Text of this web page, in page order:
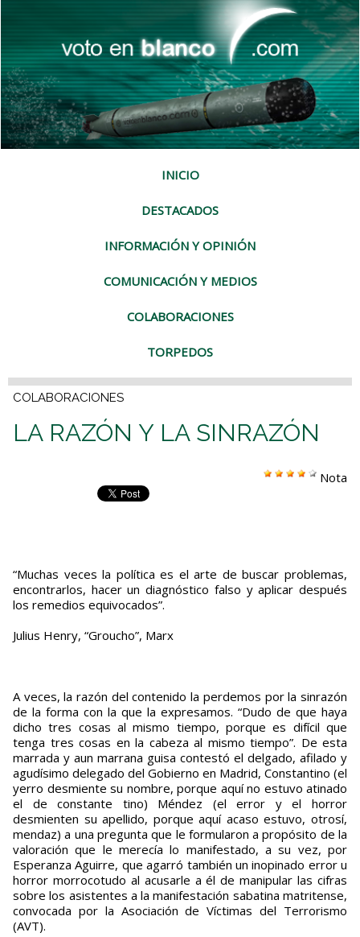
INICIO
DESTACADOS
INFORMACIÓN Y OPINIÓN
COMUNICACIÓN Y MEDIOS
COLABORACIONES
TORPEDOS
COLABORACIONES
LA RAZÓN Y LA SINRAZÓN
Nota
“Muchas veces la política es el arte de buscar problemas,
encontrarlos, hacer un diagnóstico falso y aplicar después
los remedios equivocados”.
Julius Henry, “Groucho”, Marx
A veces, la razón del contenido la perdemos por la sinrazón
de la forma con la que la expresamos. “Dudo de que haya
dicho tres cosas al mismo tiempo, porque es difícil que
tenga tres cosas en la cabeza al mismo tiempo”. De esta
marrada y aun marrana guisa contestó el delgado, afilado y
agudísimo delegado del Gobierno en Madrid, Constantino (el
yerro desmiente su nombre, porque aquí no estuvo atinado
el de constante tino) Méndez (el error y el horror
desmienten su apellido, porque aquí acaso estuvo, otrosí,
mendaz) a una pregunta que le formularon a propósito de la
valoración que le merecía lo manifestado, a su vez, por
Esperanza Aguirre, que agarró también un inopinado error u
horror morrocotudo al acusarle a él de manipular las cifras
sobre los asistentes a la manifestación sabatina matritense,
convocada por la Asociación de Víctimas del Terrorismo
(AVT).